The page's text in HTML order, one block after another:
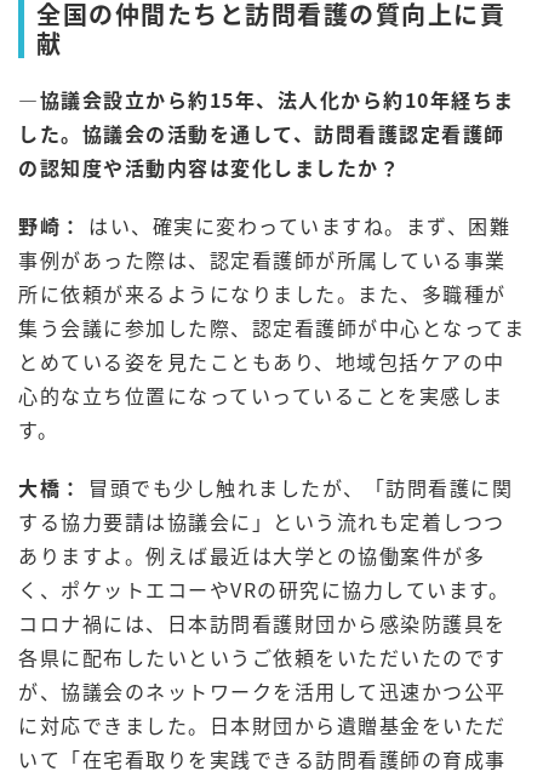
全国の仲間たちと訪問看護の質向上に貢
献
―協議会設立から約15年、法人化から約10年経ちま
した。協議会の活動を通して、訪問看護認定看護師
の認知度や活動内容は変化しましたか？
野崎： はい、確実に変わっていますね。まず、困難
事例があった際は、認定看護師が所属している事業
所に依頼が来るようになりました。また、多職種が
集う会議に参加した際、認定看護師が中心となってま
とめている姿を見たこともあり、地域包括ケアの中
心的な立ち位置になっていっていることを実感しま
す。
大橋：
冒頭でも少し触れましたが、「訪問看護に関
する協力要請は協議会に」という流れも定着しつつ
ありますよ。例えば最近は大学との協働案件が多
く、ポケットエコーやVRの研究に協力しています。
コロナ禍には、日本訪問看護財団から感染防護具を
各県に配布したいというご依頼をいただいたのです
が、協議会のネットワークを活用して迅速かつ公平
に対応できました。日本財団から遺贈基金をいただ
いて「在宅看取りを実践できる訪問看護師の育成事